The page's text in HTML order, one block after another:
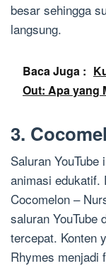
besar sehingga
langsung.
Baca Juga :
Out: Apa yang
3.
Saluran
animasi edukatif.
Cocomelon –
saluran YouTube
tercepat. Konten
Rhymes menjadi